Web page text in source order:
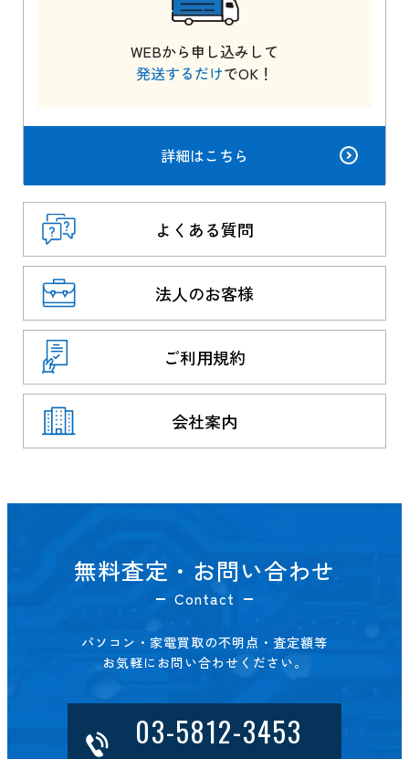
WEBから申し込みして
発送するだけでOK！
詳細はこちら
よくある質問
法人のお客様
ご利用規約
会社案内
無料査定・お問い合わせ
Contact
パソコン・家電買取の不明点・査定額等
お気軽にお問い合わせください。
03-5812-3453